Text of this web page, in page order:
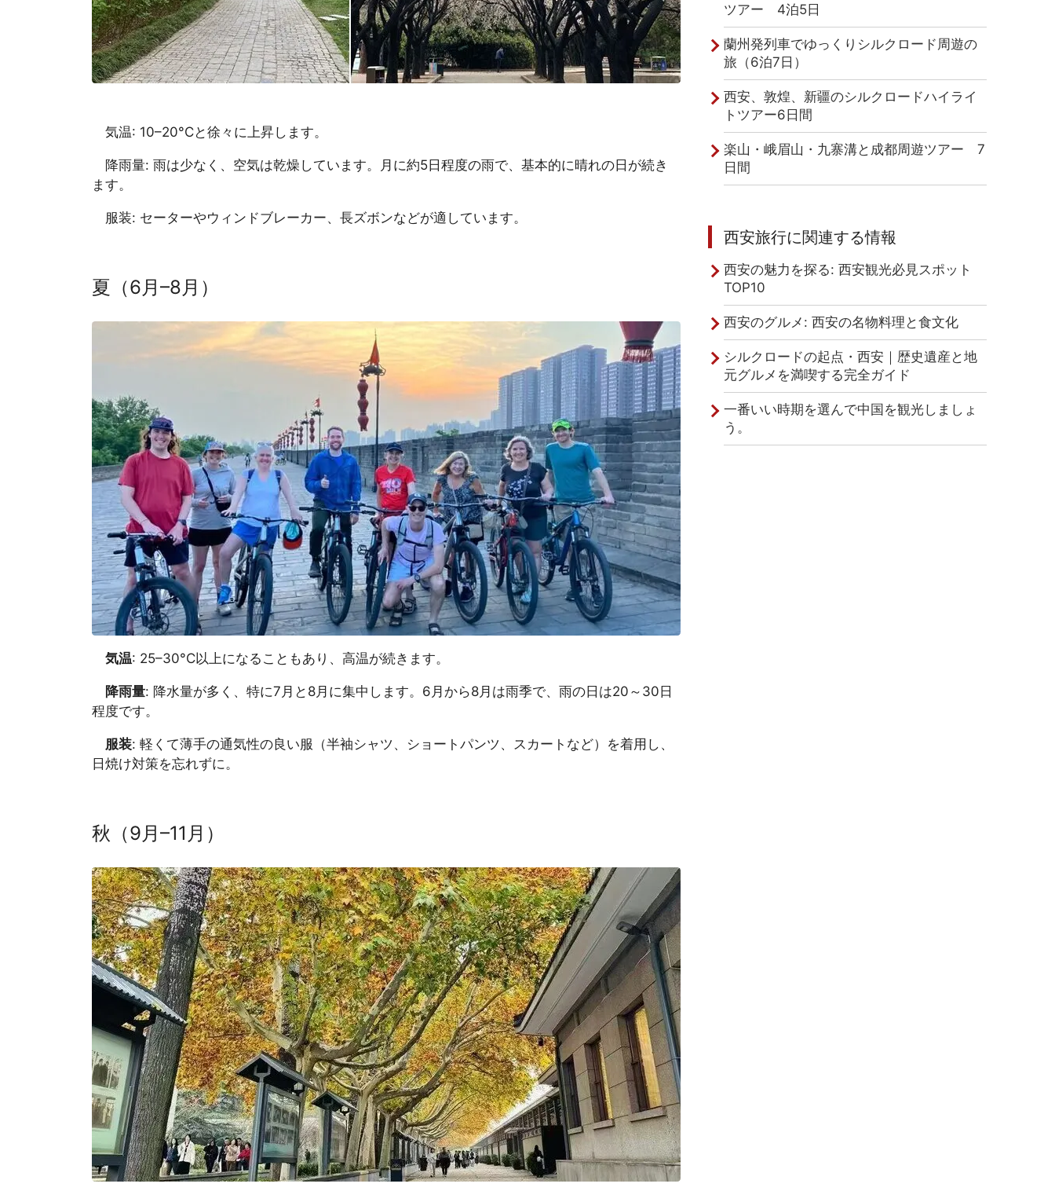
気温: 10–20°Cと徐々に上昇します。
降雨量: 雨は少なく、空気は乾燥しています。月に約5日程度の雨で、基本的に晴れの日が続き
ます。
服装: セーターやウィンドブレーカー、長ズボンなどが適しています。
夏（6月–8月）
気温: 25–30°C以上になることもあり、高温が続きます。
降雨量: 降水量が多く、特に7月と8月に集中します。6月から8月は雨季で、雨の日は20～30日
程度です。
服装: 軽くて薄手の通気性の良い服（半袖シャツ、ショートパンツ、スカートなど）を着用し、
日焼け対策を忘れずに。
秋（9月–11月）
ツアー 4泊5日
蘭州発列車でゆっくりシルクロード周遊の
旅（6泊7日）
西安、敦煌、新疆のシルクロードハイライ
トツアー6日間
楽山・峨眉山・九寨溝と成都周遊ツアー 7
日間
西安旅行に関連する情報
西安の魅力を探る: 西安観光必見スポット
TOP10
西安のグルメ: 西安の名物料理と食文化
シルクロードの起点・西安｜歴史遺産と地
元グルメを満喫する完全ガイド
一番いい時期を選んで中国を観光しましょ
う。